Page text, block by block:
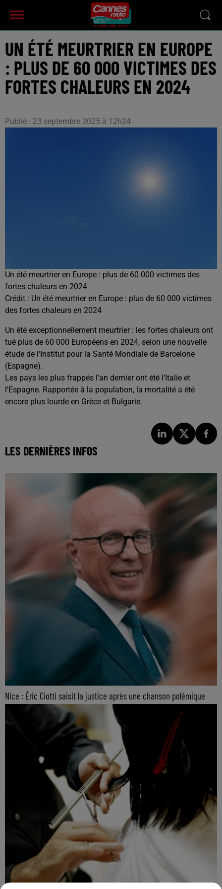
UN ÉTÉ MEURTRIER EN EUROPE
: PLUS DE 60 000 VICTIMES DES
FORTES CHALEURS EN 2024
Publié : 23 septembre 2025 à 12h24
Un été meurtrier en Europe : plus de 60 000 victimes des
fortes chaleurs en 2024
Crédit : Un été meurtrier en Europe : plus de 60 000 victimes
des fortes chaleurs en 2024
Un été exceptionnellement meurtrier : les fortes chaleurs ont
tué plus de 60 000 Européens en 2024, selon une nouvelle
étude de l'Institut pour la Santé Mondiale de Barcelone
(Espagne).
Les pays les plus frappés l'an dernier ont été l'Italie et
l'Espagne. Rapportée à la population, la mortalité a été
encore plus lourde en Grèce et Bulgarie.
LES DERNIÈRES INFOS
Nice : Éric Ciotti saisit la justice après une chanson polémique